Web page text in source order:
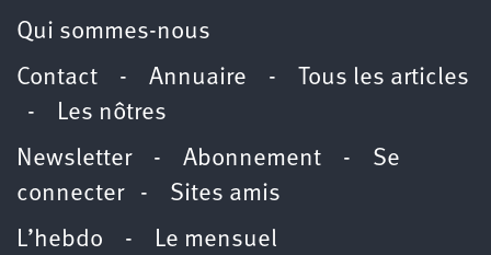
Qui sommes-nous
Contact - Annuaire -
Tous les articles
- Les nôtres
Newsletter- Abonnement - Se
connecter- Sites amis
L’hebdo - Le mensuel